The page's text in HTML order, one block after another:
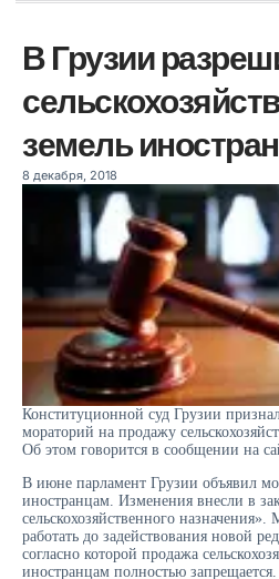
В Грузии
земель
8 декабря, 2018
Конституционной суд Грузии
мораторий на продажу
Об этом говорится в сообщении на
В июне парламент Грузии объявил
иностранцам. Изменения внесли в
сельскохозяйственного
работать до задействования новой
согласно которой продажа
иностранцам полностью запрещается.